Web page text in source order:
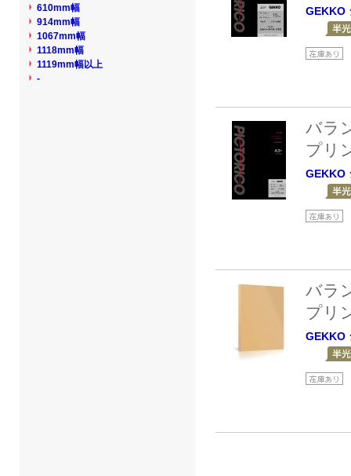
GEKKO
バラ
プリ
GEKKO
バラ
プリ
GEKKO
610mm幅
914mm幅
1067mm幅
1118mm幅
1119mm幅以上
-